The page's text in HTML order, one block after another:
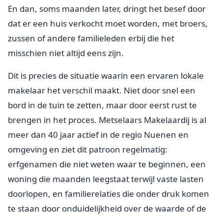
En dan, soms maanden later, dringt het besef door
dat er een huis verkocht moet worden, met broers,
zussen of andere familieleden erbij die het
misschien niet altijd eens zijn.
Dit is precies de situatie waarin een ervaren lokale
makelaar het verschil maakt. Niet door snel een
bord in de tuin te zetten, maar door eerst rust te
brengen in het proces. Metselaars Makelaardij is al
meer dan 40 jaar actief in de regio Nuenen en
omgeving en ziet dit patroon regelmatig:
erfgenamen die niet weten waar te beginnen, een
woning die maanden leegstaat terwijl vaste lasten
doorlopen, en familierelaties die onder druk komen
te staan door onduidelijkheid over de waarde of de